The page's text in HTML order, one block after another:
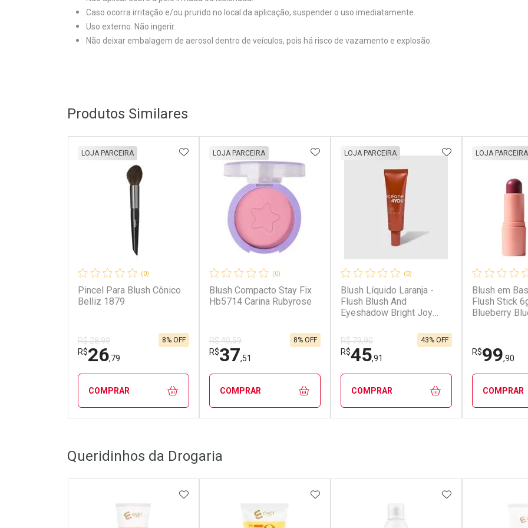
Caso ocorra irritação e/ou prurido no local da aplicação, suspender o uso imediatamente.
Uso externo. Não ingerir.
Não deixar embalagem de aerosol dentro de veículos, pois há risco de vazamento e explosão.
Produtos Similares
(0)
Pincel Para Blush Cônico
Belliz 1879
LOJA PARCEIRA
R$ 28,99
R$26,79
8% OFF
ADICIONAR AOS FAVORITOS
COMPRAR
Laboratório
Por Menos
(0)
Blush Compacto Stay Fix
Hb5714 Carina Rubyrose
LOJA PARCEIRA
R$ 40,59
R$37,51
8% OFF
ADICIONAR AOS FAVORITOS
COMPRAR
Laboratório
Por Menos
(0)
Blush Líquido Laranja -
Flush Blush And
Eyeshadow Bright Joy
LOJA PARCEIRA
R$ 79,90
R$45,91
43% OFF
ADICIONAR AOS
COMPRAR
Blush em
Flush Stick
Blueberry
LOJA PARCEIRA
R$99,90
COMPRAR
Queridinhos da Drogaria
ADICIONAR AOS FAVORITOSADICIONAR AOS FAVORITOSADICIONAR AOS